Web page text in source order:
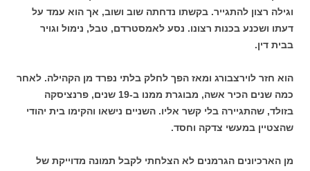
וגילה רצון להתגייר. בקשתו נדחתה שוב ושוב, אך הוא עמד על
דעתו ושכנע בכנות רצונו. נסע לאמסטרדם, טבל, נימול וגויר
בבית דין.
הוא חזר לוירצבורג ומאז הפך לחלק בלתי נפרד מן הקהילה. לאחר
כמה שנים הכיר אשה, מבוגרת ממנו ב-19 שנים, פרנציסקה
בזולד, שהתגיירה בלי קשר אליו. השניים נישאו והקימו בית יהודי
שהצטיין במעשי צדקה וחסד.
מן הארכיונים הגרמנים לא הצלחתי לקבל תמונה מדוייקת של